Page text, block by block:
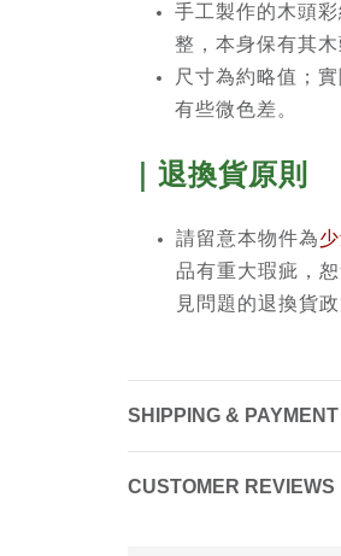
手工製作的木頭
整，本身保有其
尺寸為約略值；
有些微色差。
｜退換貨原則
請留意本物件為
品有重大瑕疵，
見問題的退換貨
SHIPPING & PAYMENT
CUSTOMER REVIEWS